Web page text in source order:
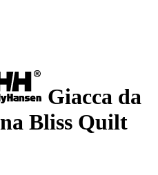
Giacca da
Bliss Quilt